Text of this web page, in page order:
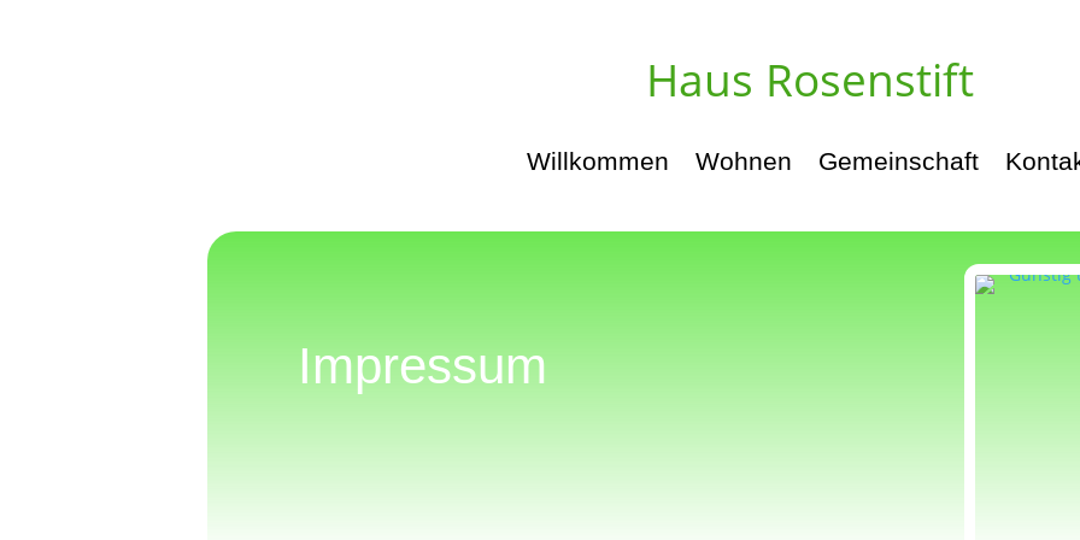
Haus Rosenstift
Willkommen Wohnen Gemeinschaft
Impressum